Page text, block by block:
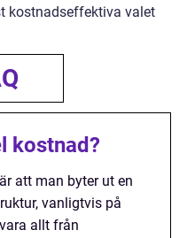
kostnadseffektiva valet
kostnad?
att man byter ut en
vanligtvis på
allt från